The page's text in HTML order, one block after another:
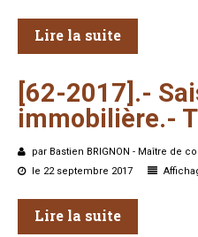
Lire la suite
[62-2017].-
immobilière.-
par Bastien BRIGNON - Maître de
le 22 septembre 2017
Lire la suite